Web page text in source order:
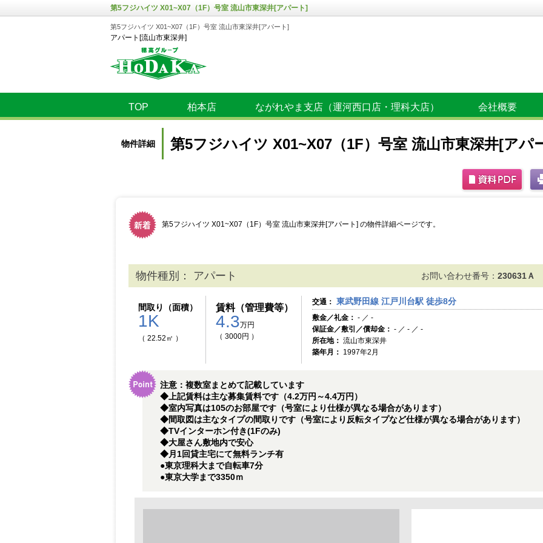
第5フジハイツ X01~X07（1F）号室 流山市東深井[アパート]
第5フジハイツ X01~X07（1F）号室 流山市東深井[アパート]
アパート[流山市東深井]
TOP 柏本店 ながれやま支店（運河西口店・理科大店） 会社概要
物件詳細 第5フジハイツ X01~X07（1F）号室 流山市東深井[アパ
第5フジハイツ X01~X07（1F）号室 流山市東深井[アパート] の物件詳細ページです。
物件種別： アパート お問い合わせ番号： 230631Ａ
間取り（面積）
1K
（ 22.52㎡ ）
賃料（管理費等）
4.3万円
（ 3000円 ）
交通： 東武野田線 江戸川台駅 徒歩8分
敷金／礼金： - ／ -
保証金／敷引／償却金： - ／ - ／ -
所在地： 流山市東深井
築年月： 1997年2月
注意：複数室まとめて記載しています
◆上記賃料は主な募集賃料です（4.2万円～4.4万円）
◆室内写真は105のお部屋です（号室により仕様が異なる場合があります）
◆間取図は主なタイプの間取りです（号室により反転タイプなど仕様が異なる場合があります）
◆TVインターホン付き(1Fのみ)
◆大屋さん敷地内で安心
◆月1回貸主宅にて無料ランチ有
●東京理科大まで自転車7分
●東京大学まで3350ｍ